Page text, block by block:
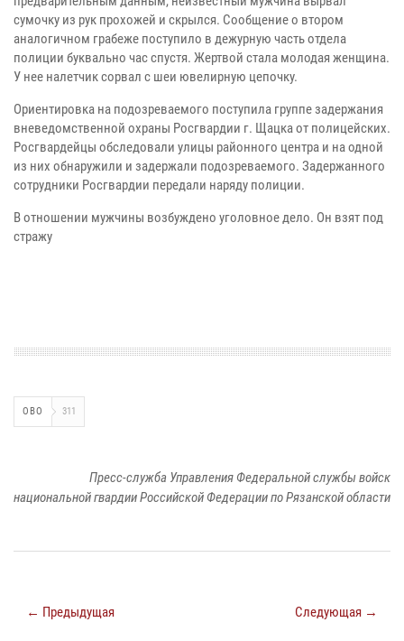
сумочку из рук прохожей и скрылся. Сообщение о втором
аналогичном грабеже поступило в дежурную часть отдела
полиции буквально час спустя. Жертвой стала молодая женщина.
У нее налетчик сорвал с шеи ювелирную цепочку.
Ориентировка на подозреваемого поступила группе задержания
вневедомственной охраны Росгвардии г. Щацка от полицейских.
Росгвардейцы обследовали улицы районного центра и на одной
из них обнаружили и задержали подозреваемого. Задержанного
сотрудники Росгвардии передали наряду полиции.
В отношении мужчины возбуждено уголовное дело. Он взят под
стражу
ОВО 311
Пресс-служба Управления Федеральной службы войск
национальной гвардии Российской Федерации по Рязанской области
← Предыдущая Следующая →